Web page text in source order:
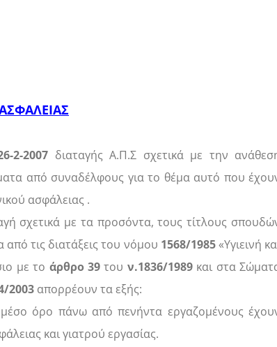
2-2007 διαταγής Α.Π.Σ σχετικά με την
από συναδέλφους για το θέμα αυτό που
ασφάλειας .
σχετικά με τα προσόντα, τους τίτλους
από τις διατάξεις του νόμου 1568/1985«Υγιεινή
με το άρθρο 39του ν.1836/1989και στα
2003 απορρέουν τα εξής:
όρο πάνω από πενήντα εργαζομένους
και γιατρού εργασίας.